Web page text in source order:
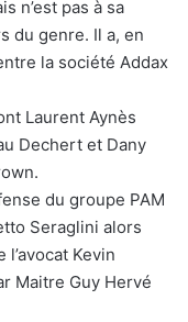
n’est pas à sa
du genre. Il a, en
la société Addax
Laurent Aynès
Dechert et Dany
du groupe PAM
Seraglini alors
l’avocat Kevin
Maitre Guy Hervé